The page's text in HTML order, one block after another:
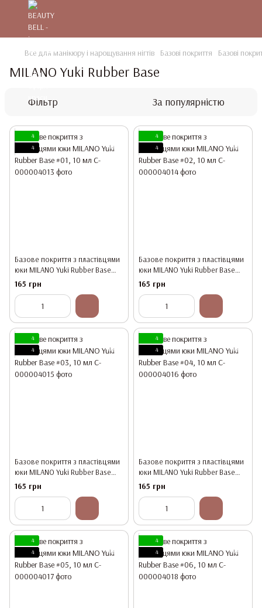
Все для манікюру і нарощування нігтів Базові покриття Базові
MILANO Yuki Rubber Base
Фільтр За популярністю
4
4
Базове покриття з пластівцями
юки MILANO Yuki Rubber Base
#01, 10 мл
165 грн
4
4
Базове покриття з пластівцями
юки MILANO Yuki Rubber Base
#02, 10 мл
165 грн
4
4
Базове покриття з пластівцями
юки MILANO Yuki Rubber Base
#03, 10 мл
165 грн
4
4
Базове покриття з пластівцями
юки MILANO Yuki Rubber Base
#04, 10 мл
165 грн
4
4
4
4